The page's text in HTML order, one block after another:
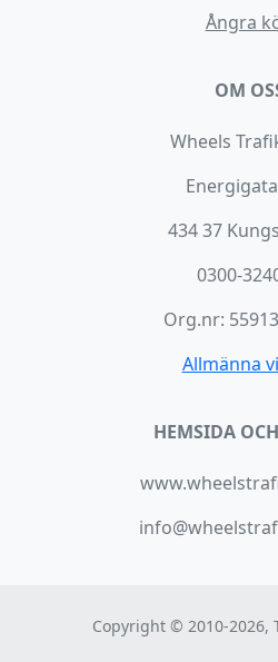
Ångra
OM
Wheels
434 37
0300-
Org.nr:
Allmänna
HEMSIDA
Copyright © 2010-2026,